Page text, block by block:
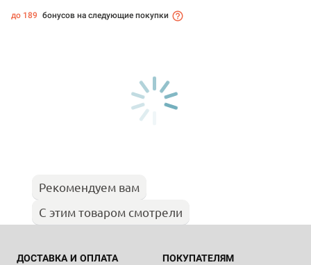
до 189 бонусов на следующие покупки
Рекомендуем вам
С этим товаром смотрели
ДОСТАВКА И ОПЛАТА ПОКУПАТЕЛЯМ